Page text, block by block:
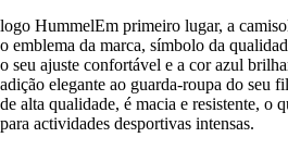
logo HummelEm primeiro lugar, a
o emblema da marca, símbolo da
o seu ajuste confortável e a cor azul
adição elegante ao guarda-roupa do seu
de alta qualidade, é macia e resistente, o
para actividades desportivas intensas.